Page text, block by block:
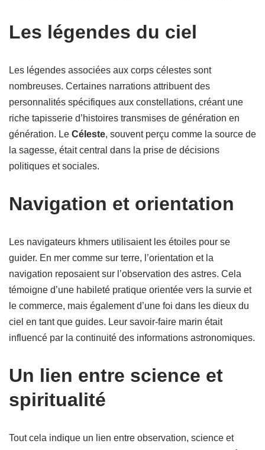
Les légendes du ciel
Les légendes associées aux corps célestes sont
nombreuses. Certaines narrations attribuent des
personnalités spécifiques aux constellations, créant une
riche tapisserie d’histoires transmises de génération en
génération. Le Céleste, souvent perçu comme la source de
la sagesse, était central dans la prise de décisions
politiques et sociales.
Navigation et orientation
Les navigateurs khmers utilisaient les étoiles pour se
guider. En mer comme sur terre, l’orientation et la
navigation reposaient sur l’observation des astres. Cela
témoigne d’une habileté pratique orientée vers la survie et
le commerce, mais également d’une foi dans les dieux du
ciel en tant que guides. Leur savoir-faire marin était
influencé par la continuité des informations astronomiques.
Un lien entre science et
spiritualité
Tout cela indique un lien entre observation, science et